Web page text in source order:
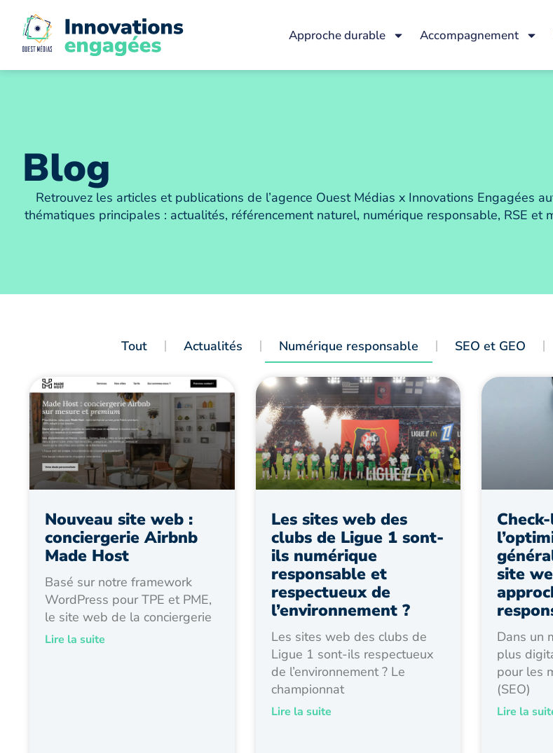
Approche durable Accompagnement
Blog
Retrouvez les articles et publications de l’agence Ouest Médias x Innovations Engagées
thématiques principales : actualités, référencement naturel, numérique responsable, RSE et
Tout Actualités Numérique responsable SEO et GEO
Nouveau site web :
conciergerie Airbnb
Made Host
Basé sur notre framework
WordPress pour TPE et PME,
le site web de la conciergerie
Lire la suite
Les sites web des
clubs de Ligue 1 sont-
ils numérique
responsable et
respectueux de
l’environnement ?
Les sites web des clubs de
Ligue 1 sont-ils respectueux
de l’environnement ? Le
championnat
Lire la suite
site
Dans un
plus
pour les
(SEO)
Lire la